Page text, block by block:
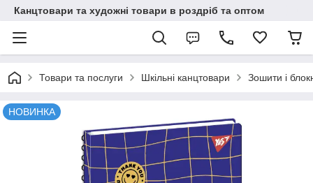
Канцтовари та художні товари в роздріб та оптом
Товари та послуги Шкільні канцтовари Зошити і
НОВИНКА